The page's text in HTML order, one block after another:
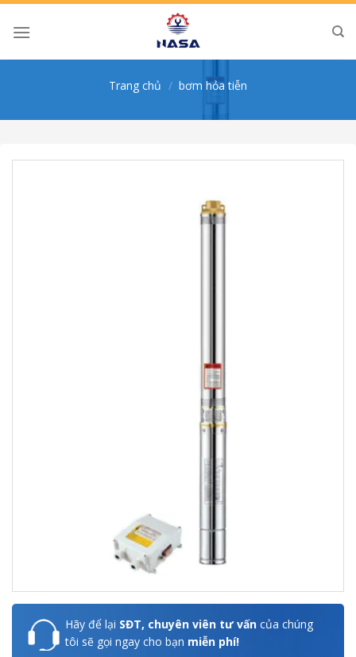
Skip
Trang chủ / bơm hỏa tiễn
Hãy để lại SĐT, chuyên viên tư vấn của chúng
tôi sẽ gọi ngay cho bạn miễn phí!